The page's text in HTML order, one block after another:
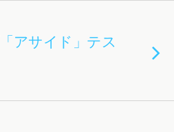
アサイド」テス